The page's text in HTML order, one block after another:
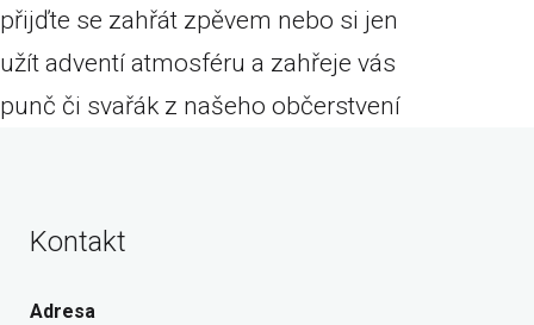
přijďte se zahřát zpěvem nebo si jen
užít adventí atmosféru a zahřeje vás
punč či svařák z našeho občerstvení
Kontakt
Adresa